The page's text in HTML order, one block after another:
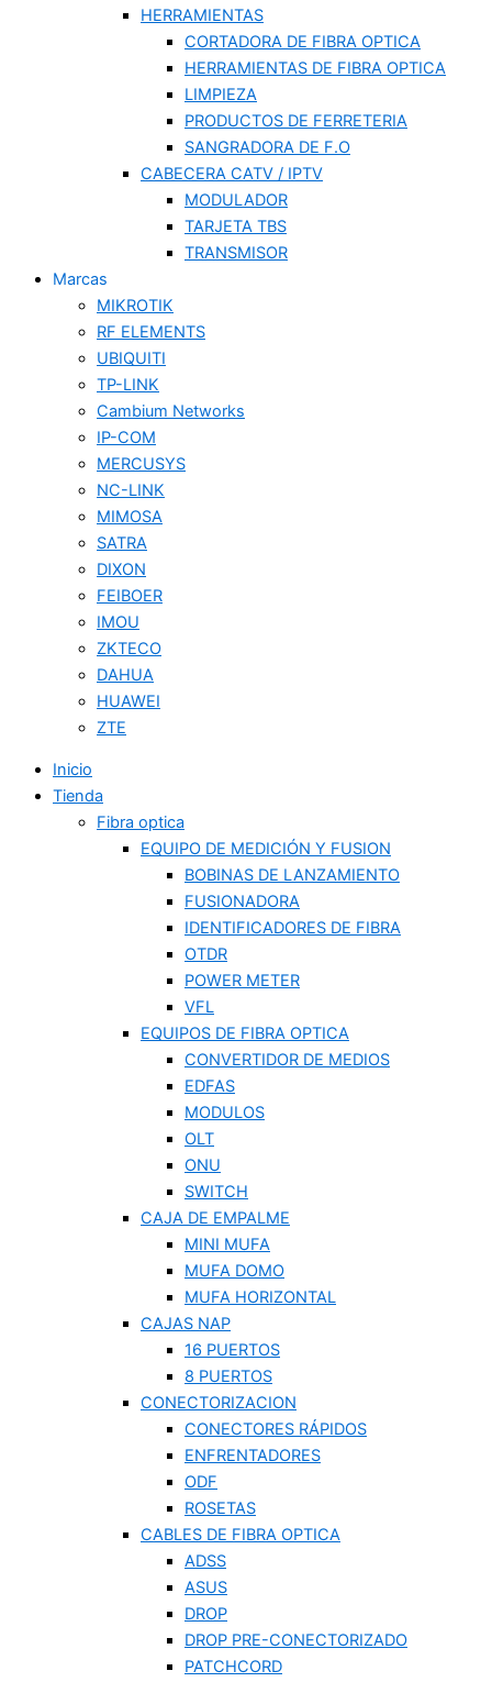
HERRAMIENTAS
CORTADORA DE FIBRA OPTICA
HERRAMIENTAS DE FIBRA OPTICA
LIMPIEZA
PRODUCTOS DE FERRETERIA
SANGRADORA DE F.O
CABECERA CATV / IPTV
MODULADOR
TARJETA TBS
TRANSMISOR
Marcas
MIKROTIK
RF ELEMENTS
UBIQUITI
TP-LINK
Cambium Networks
IP-COM
MERCUSYS
NC-LINK
MIMOSA
SATRA
DIXON
FEIBOER
IMOU
ZKTECO
DAHUA
HUAWEI
ZTE
Inicio
Tienda
Fibra optica
EQUIPO DE MEDICIÓN Y FUSION
BOBINAS DE LANZAMIENTO
FUSIONADORA
IDENTIFICADORES DE FIBRA
OTDR
POWER METER
VFL
EQUIPOS DE FIBRA OPTICA
CONVERTIDOR DE MEDIOS
EDFAS
MODULOS
OLT
ONU
SWITCH
CAJA DE EMPALME
MINI MUFA
MUFA DOMO
MUFA HORIZONTAL
CAJAS NAP
16 PUERTOS
8 PUERTOS
CONECTORIZACION
CONECTORES RÁPIDOS
ENFRENTADORES
ODF
ROSETAS
CABLES DE FIBRA OPTICA
ADSS
ASUS
DROP
DROP PRE-CONECTORIZADO
PATCHCORD